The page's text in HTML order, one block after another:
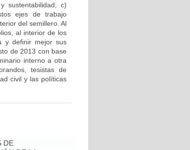
sustentabilidad; c)
ejes de trabajo
del semillero. Al
al interior de los
y definir mejor sus
de 2013 con base
interno a otra
tesistas de
civil y las políticas
DE